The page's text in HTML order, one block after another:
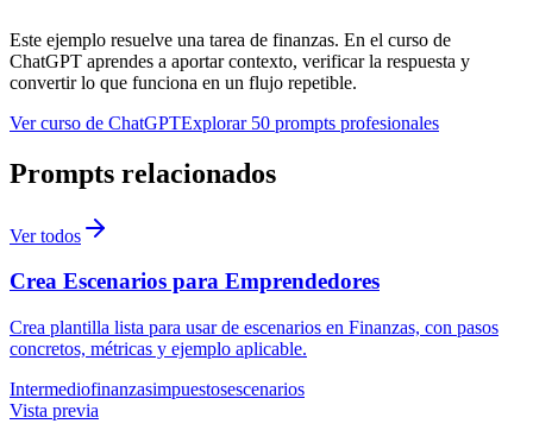
Este ejemplo resuelve una tarea de finanzas. En el curso de
ChatGPT aprendes a aportar contexto, verificar la respuesta y
convertir lo que funciona en un flujo repetible.
Ver curso de ChatGPTExplorar 50 prompts profesionales
Prompts relacionados
Ver todos
Crea Escenarios para Emprendedores
Crea plantilla lista para usar de escenarios en Finanzas, con pasos
concretos, métricas y ejemplo aplicable.
Intermediofinanzasimpuestosescenarios
Vista previa